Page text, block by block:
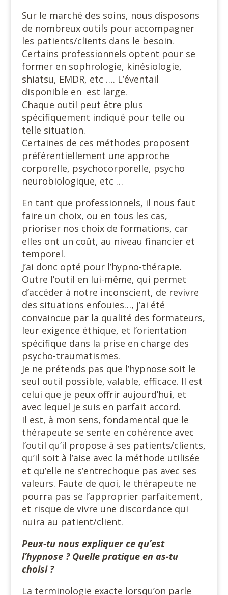
Sur le marché des soins, nous disposons
de nombreux outils pour accompagner
les patients/clients dans le besoin.
Certains professionnels optent pour se
former en sophrologie, kinésiologie,
shiatsu, EMDR, etc …. L’éventail
disponible en est large.
Chaque outil peut être plus
spécifiquement indiqué pour telle ou
telle situation.
Certaines de ces méthodes proposent
préférentiellement une approche
corporelle, psychocorporelle, psycho
neurobiologique, etc …
En tant que professionnels, il nous faut
faire un choix, ou en tous les cas,
prioriser nos choix de formations, car
elles ont un coût, au niveau financier et
temporel.
J’ai donc opté pour l’hypno-thérapie.
Outre l’outil en lui-même, qui permet
d’accéder à notre inconscient, de revivre
des situations enfouies…, j’ai été
convaincue par la qualité des formateurs,
leur exigence éthique, et l’orientation
spécifique dans la prise en charge des
psycho-traumatismes.
Je ne prétends pas que l’hypnose soit le
seul outil possible, valable, efficace. Il est
celui que je peux offrir aujourd’hui, et
avec lequel je suis en parfait accord.
Il est, à mon sens, fondamental que le
thérapeute se sente en cohérence avec
l’outil qu’il propose à ses patients/clients,
qu’il soit à l’aise avec la méthode utilisée
et qu’elle ne s’entrechoque pas avec ses
valeurs. Faute de quoi, le thérapeute ne
pourra pas se l’approprier parfaitement,
et risque de vivre une discordance qui
nuira au patient/client.
Peux-tu nous expliquer ce qu’est
l’hypnose ? Quelle pratique en as-tu
choisi ?
La terminologie exacte lorsqu’on parle